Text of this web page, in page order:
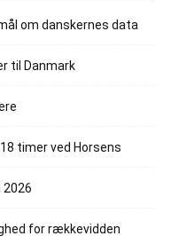
om danskernes data
til Danmark
timer ved Horsens
2026
for rækkevidden